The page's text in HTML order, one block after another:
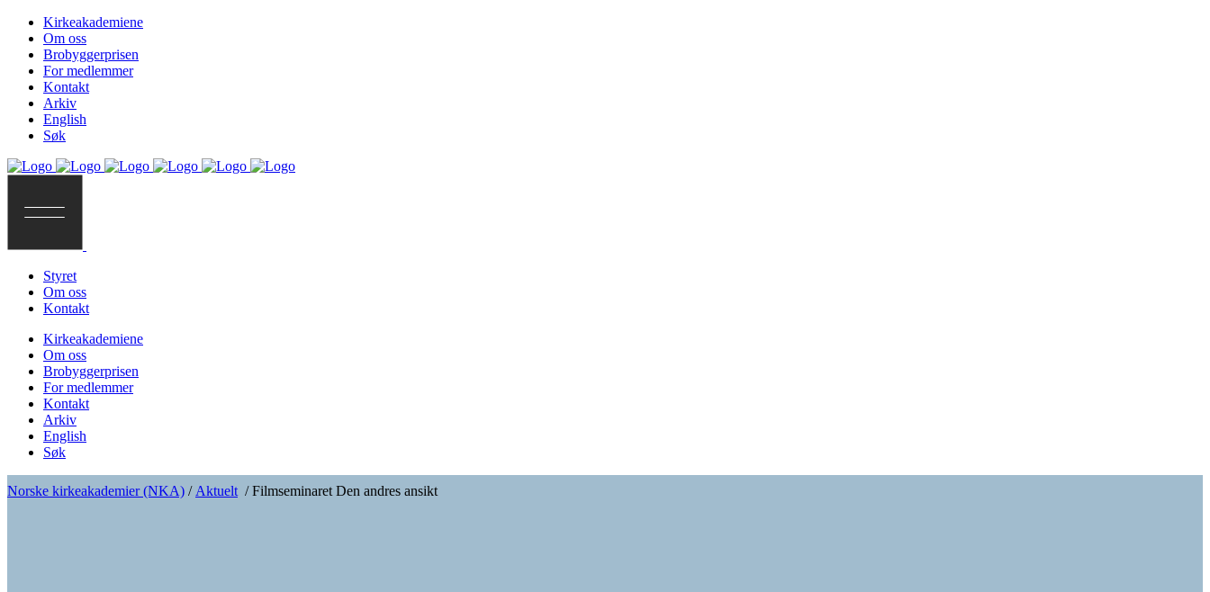
Kirkeakademiene
Om oss
Brobyggerprisen
For medlemmer
Kontakt
Arkiv
English
Søk
Styret
Om oss
Kontakt
Kirkeakademiene
Om oss
Brobyggerprisen
For medlemmer
Kontakt
Arkiv
English
Søk
Norske kirkeakademier (NKA) / Aktuelt /Filmseminaret Den andres ansikt